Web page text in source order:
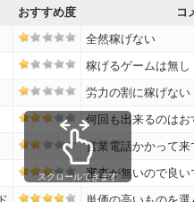
おすすめ度
コ
全然稼げない
稼げるゲームは無し
労力の割に稼げない
何回も出来るのはお
営業電話かかって
審査が無いので良い
スクロールできます